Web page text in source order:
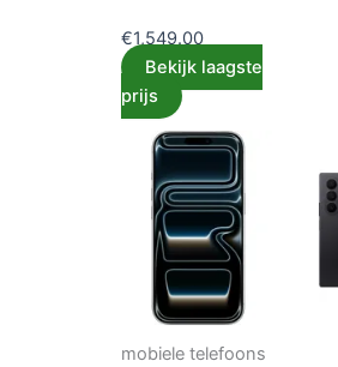
€1,549.00
Bekijk laagste
prijs
mobiele telefoons